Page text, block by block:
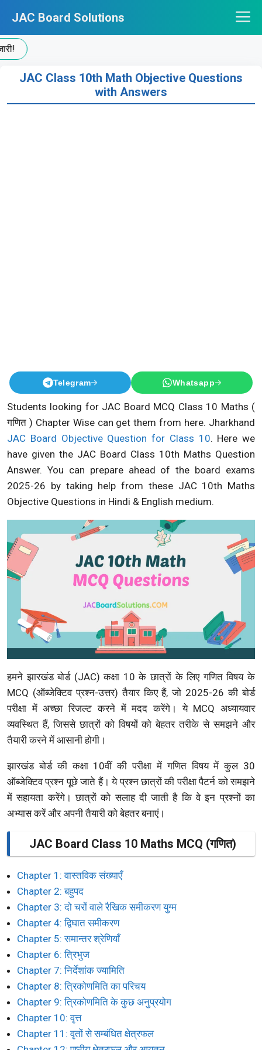
content
JAC Board Solutions
JAC Class 10th Math Objective Questions
with Answers
Telegram Whatsapp
Students looking for JAC Board MCQ Class 10 Maths (
गणित ) Chapter Wise can get them from here. Jharkhand
JAC Board Objective Question for Class 10. Here we
have given the JAC Board Class 10th Maths Question
Answer. You can prepare ahead of the board exams
2025-26 by taking help from these JAC 10th Maths
Objective Questions in Hindi & English medium.
हमने झारखंड बोर्ड (JAC) कक्षा 10 के छात्रों के लिए गणित विषय के
MCQ (ऑब्जेक्टिव प्रश्न-उत्तर) तैयार किए हैं, जो 2025-26 की बोर्ड
परीक्षा में अच्छा रिजल्ट करने में मदद करेंगे। ये MCQ अध्यायवार
व्यवस्थित हैं, जिससे छात्रों को विषयों को बेहतर तरीके से समझने और
तैयारी करने में आसानी होगी।
झारखंड बोर्ड की कक्षा 10वीं की परीक्षा में गणित विषय में कुल 30
ऑब्जेक्टिव प्रश्न पूछे जाते हैं। ये प्रश्न छात्रों की परीक्षा पैटर्न को समझने
में सहायता करेंगे। छात्रों को सलाह दी जाती है कि वे इन प्रश्नों का
अभ्यास करें और अपनी तैयारी को बेहतर बनाएं।
JAC Board Class 10 Maths MCQ (गणित)
Chapter 1: वास्तविक संख्याएँ
Chapter 2: बहुपद
Chapter 3: दो चरों वाले रैखिक समीकरण युग्म
Chapter 4: द्विघात समीकरण
Chapter 5: समान्तर श्रेणियाँ
Chapter 6: त्रिभुज
Chapter 7: निर्देशांक ज्यामिति
Chapter 8: त्रिकोणमिति का परिचय
Chapter 9: त्रिकोणमिति के कुछ अनुप्रयोग
Chapter 10: वृत्त
Chapter 11: वृतों से सम्बंधित क्षेत्रफल